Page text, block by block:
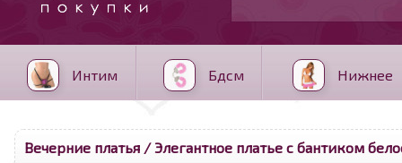
Интим Бдсм Нижнее
Вечерние платья / Элегантное платье с бантиком